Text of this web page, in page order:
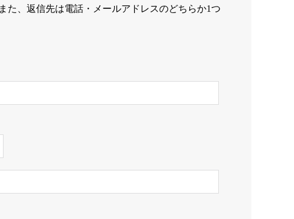
、返信先は電話・メールアドレスのどちらか1つ